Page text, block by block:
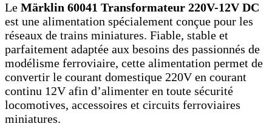
Le Märklin 60041 Transformateur 220V-12V DC
est une alimentation spécialement conçue pour les
réseaux de trains miniatures. Fiable, stable et
parfaitement adaptée aux besoins des passionnés de
modélisme ferroviaire, cette alimentation permet de
convertir le courant domestique 220V en courant
continu 12V afin d’alimenter en toute sécurité
locomotives, accessoires et circuits ferroviaires
miniatures.